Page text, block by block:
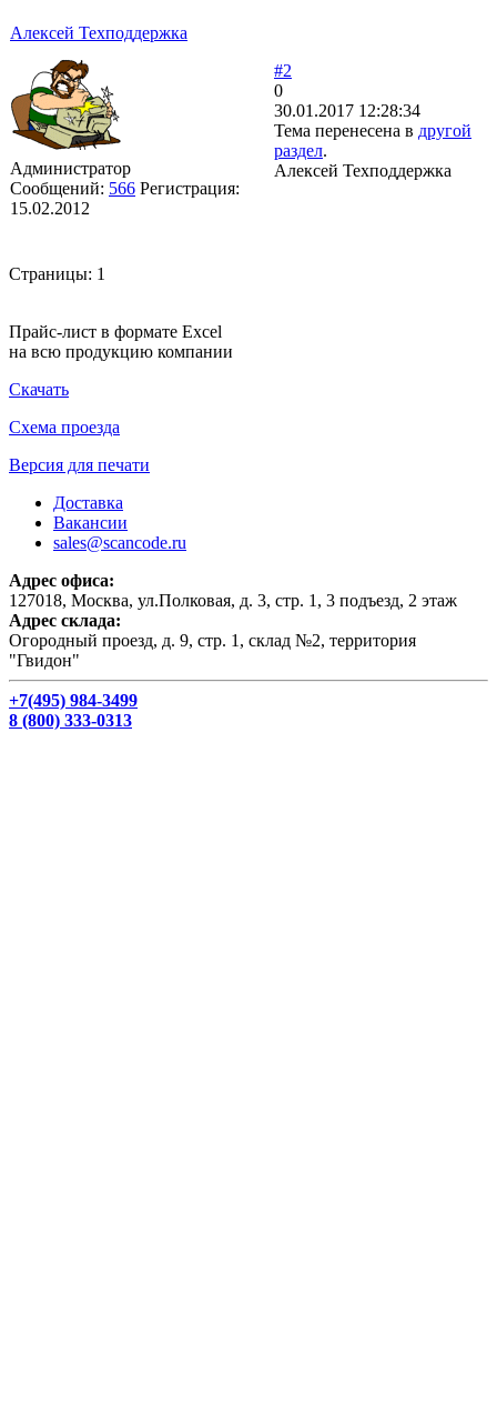
Алексей Техподдержка
Администратор
Сообщений: 566 Регистрация:
15.02.2012
#2
0
30.01.2017 12:28:34
Тема перенесена в другой
раздел.
Алексей Техподдержка
Страницы: 1
Прайс-лист в формате Excel
на всю продукцию компании
Скачать
Схема проезда
Версия для печати
Доставка
Вакансии
sales@scancode.ru
Адрес офиса:
127018, Москва, ул.Полковая, д. 3, стр. 1, 3 подъезд, 2 этаж
Адрес склада:
Огородный проезд, д. 9, стр. 1, склад №2, территория
"Гвидон"
+7(495) 984-3499
8 (800) 333-0313